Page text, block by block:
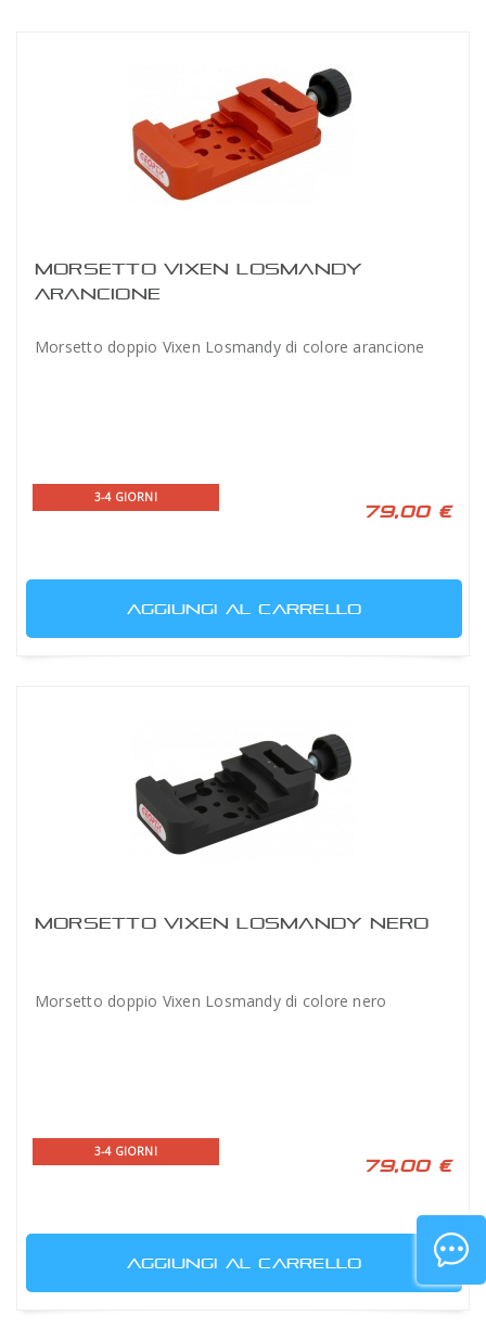
MORSETTO VIXEN LOSMANDY
ARANCIONE
Morsetto doppio Vixen Losmandy di colore arancione
3-4 GIORNI
79,00 €
AGGIUNGI AL CARRELLO
MORSETTO VIXEN LOSMANDY NERO
Morsetto doppio Vixen Losmandy di colore nero
3-4 GIORNI
79,00 €
AGGIUNGI AL CARRELLO